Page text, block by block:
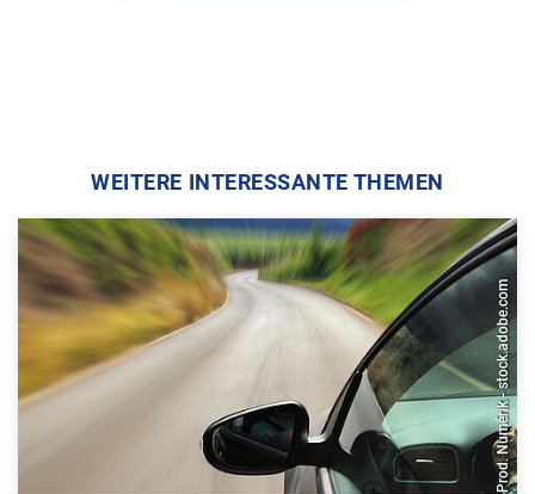
WEITERE INTERESSANTE THEMEN
Prod. Numérik - stock.adobe.com